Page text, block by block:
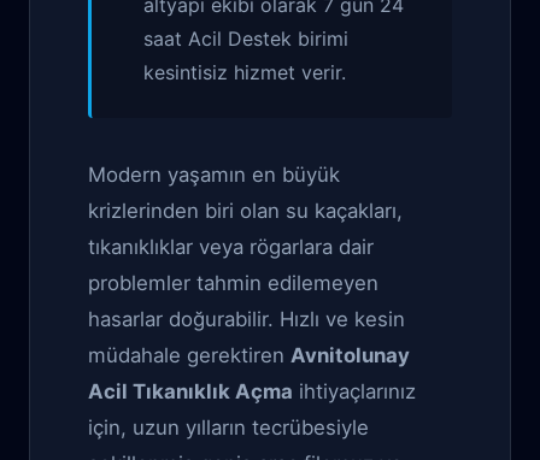
altyapı ekibi olarak 7 gün 24
saat Acil Destek birimi
kesintisiz hizmet verir.
Modern yaşamın en büyük
krizlerinden biri olan su kaçakları,
tıkanıklıklar veya rögarlara dair
problemler tahmin edilemeyen
hasarlar doğurabilir. Hızlı ve kesin
müdahale gerektiren Avnitolunay
Acil Tıkanıklık Açma ihtiyaçlarınız
için, uzun yılların tecrübesiyle